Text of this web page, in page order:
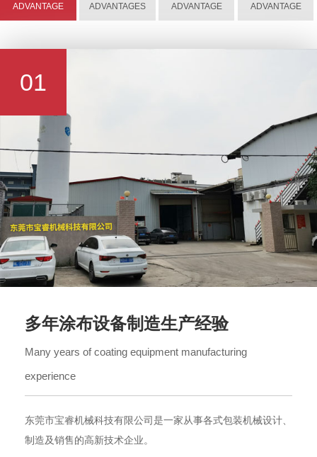
ADVANTAGE
ADVANTAGES
ADVANTAGE
ADVANTAGE
01
多年涂布设备制造生产经验
Many years of coating equipment manufacturing
experience
东莞市宝睿机械科技有限公司是一家从事各式包装机械设计、
制造及销售的高新技术企业。